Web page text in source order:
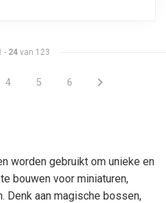
- 24van 123
4 5 6
worden gebruikt om unieke en
bouwen voor miniaturen,
Denk aan magische bossen,